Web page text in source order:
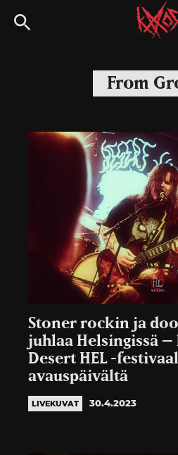
Siirry
suoraan
From
Stoner rockin ja
juhlaa Helsingissä
Desert HEL -
avauspäivältä
LIVEKUVAT 30.4.2023